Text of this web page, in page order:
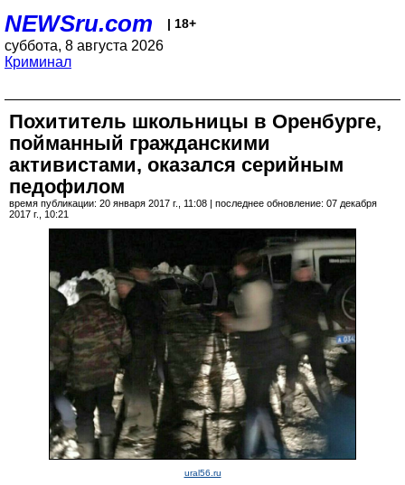
NEWSru.com | 18+
суббота, 8 августа 2026
Криминал
Похититель школьницы в Оренбурге,
пойманный гражданскими
активистами, оказался серийным
педофилом
время публикации: 20 января 2017 г., 11:08 | последнее обновление: 07 декабря
2017 г., 10:21
ural56.ru